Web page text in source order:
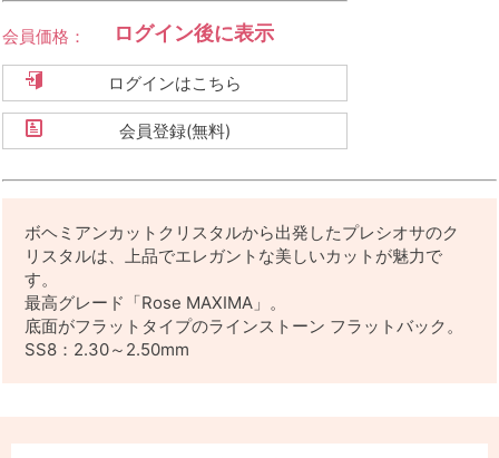
会員価格： ログイン後に表示
ログインはこちら
会員登録(無料)
ボヘミアンカットクリスタルから出発したプレシオサのク
リスタルは、上品でエレガントな美しいカットが魅力で
す。
最高グレード「Rose MAXIMA」。
底面がフラットタイプのラインストーン フラットバック。
SS8：2.30～2.50mm